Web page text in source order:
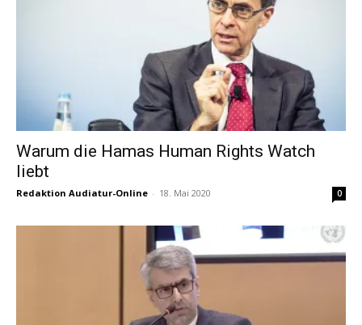
Warum die Hamas Human Rights Watch
liebt
Redaktion Audiatur-Online - 18. Mai 2020 0